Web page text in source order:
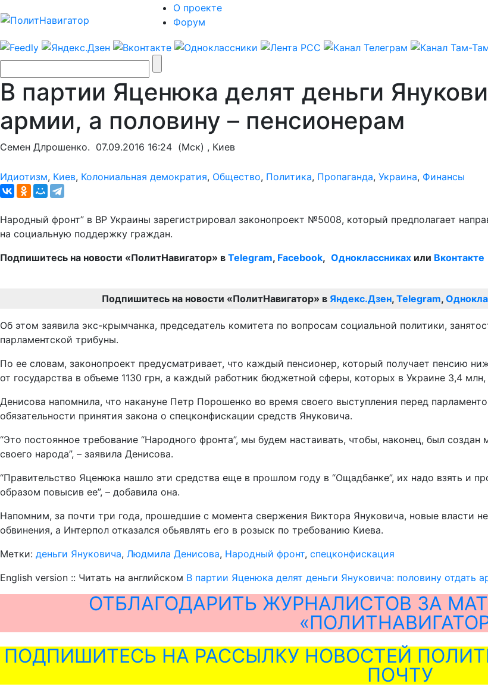
О проекте
Форум
В партии Яценюка делят деньги
армии, а половину – пенсионерам
Семен Длрошенко. 07.09.2016 16:24 (Мск) , Киев
Идиотизм, Киев, Колониальная демократия, Общество, Политика, Пропаганда, Украина, Финансы
Народный фронт” в ВР Украины зарегистрировал законопроект №5008, который предполагает
на социальную поддержку граждан.
Подпишитесь на новости «ПолитНавигатор» в Telegram, Facebook, Одноклассниках или Вконтакте
Подпишитесь на новости «ПолитНавигатор» в Яндекс.Дзен, Telegram,
Об этом заявила экс-крымчанка, председатель комитета по вопросам социальной политики,
парламентской трибуны.
По ее словам, законопроект предусматривает, что каждый пенсионер, который получает пенсию
от государства в объеме 1130 грн, а каждый работник бюджетной сферы, которых в Украине 3,4 млн,
Денисова напомнила, что накануне Петр Порошенко во время своего выступления перед
обязательности принятия закона о спецконфискации средств Януковича.
“Это постоянное требование “Народного фронта”, мы будем настаивать, чтобы, наконец, был
своего народа”, – заявила Денисова.
“Правительство Яценюка нашло эти средства еще в прошлом году в “Ощадбанке”, их надо взять и
образом повысив ее”, – добавила она.
Напомним, за почти три года, прошедшие с момента свержения Виктора Януковича, новые власти
обвинения, а Интерпол отказался обьявлять его в розыск по требованию Киева.
Метки: деньги Януковича, Людмила Денисова, Народный фронт, спецконфискация
English version :: Читать на английском В партии Яценюка делят деньги Януковича: половину отдать
ОТБЛАГОДАРИТЬ ЖУРНАЛИСТОВ ЗА
ПОДПИШИТЕСЬ НА РАССЫЛКУ НОВОСТЕЙ
ПОЧТУ